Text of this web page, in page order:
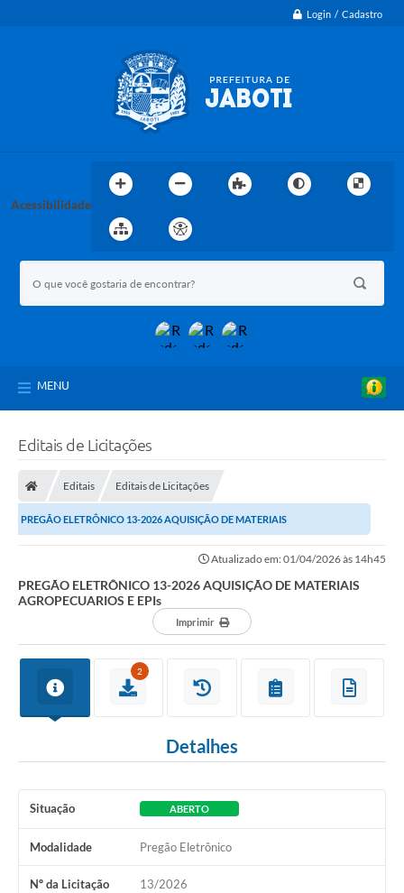
Login / Cadastro
Acessibilidade
MENU
Editais de Licitações
Editais Editais de Licitações
PREGÃO ELETRÔNICO 13-2026 AQUISIÇÃO DE MATERIAIS
Atualizado em: 01/04/2026 às 14h45
PREGÃO ELETRÔNICO 13-2026 AQUISIÇÃO DE MATERIAIS
AGROPECUARIOS E EPIs
Imprimir
2
Detalhes
Situação ABERTO
Modalidade Pregão Eletrônico
Nº da Licitação 13/2026